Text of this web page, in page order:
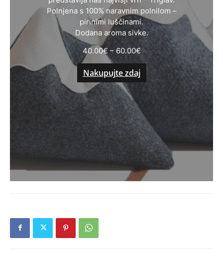
Polnjena s 100% naravnim polnilom –
pirinimi luščinami.
Dodana aroma sivke.
40.00€ – 60.00€
Nakupujte zdaj